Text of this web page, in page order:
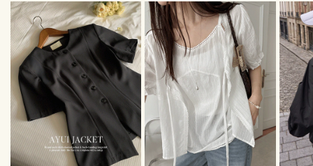
EVERY, SAY
인플루언서 PICK한 지금 꼭 필요한 장마룩!